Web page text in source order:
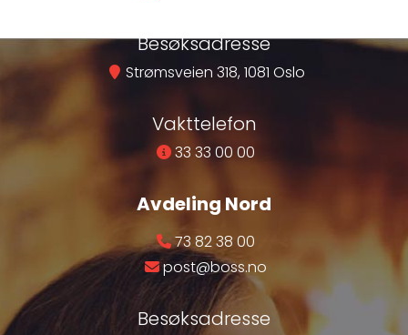
Besøksadresse
Strømsveien 318, 1081 Oslo
Vakttelefon
33 33 00 00
Avdeling Nord
73 82 38 00
post@boss.no
Besøksadresse